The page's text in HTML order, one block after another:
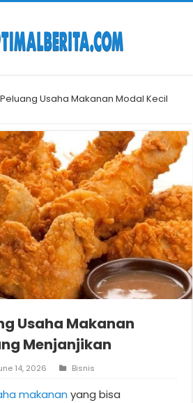
Usaha Makanan Modal Kecil
Usaha Makanan
Menjanjikan
14, 2026 Bisnis
makanan yang bisa